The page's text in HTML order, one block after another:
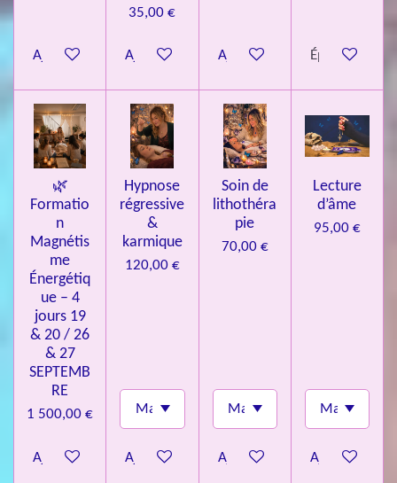
t
l
Ajouter au panier
35,00 €
Ajouter au panierAjouter au panierÉpuisé
🌿
Formatio
n
Magnétis
me
Énergétiq
ue – 4
jours 19
& 20 / 26
& 27
SEPTEMB
RE
1 500,00 €
Ajouter au panier
Hypnose
régressive
&
karmique
120,00 €
Ajouter au panier
Soin de
lithothéra
pie
70,00 €
Ajouter au panier
Lecture
d’âme
95,00 €
Ajouter au